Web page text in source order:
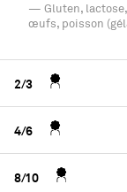
— Gluten,
œufs, poisson
2/3
4/6
8/10